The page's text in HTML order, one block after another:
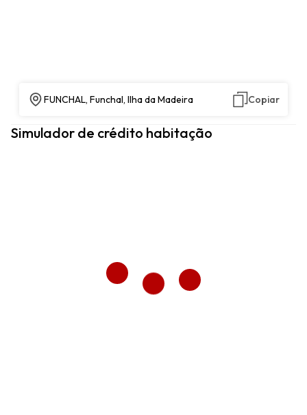
FUNCHAL, Funchal, Ilha da Madeira Copiar
Simulador de crédito habitação